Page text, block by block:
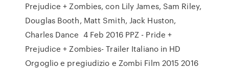
Prejudice + Zombies, con Lily James, Sam Riley,
Douglas Booth, Matt Smith, Jack Huston,
Charles Dance 4 Feb 2016 PPZ - Pride +
Prejudice + Zombies- Trailer Italiano in HD
Orgoglio e pregiudizio e Zombi Film 2015 2016